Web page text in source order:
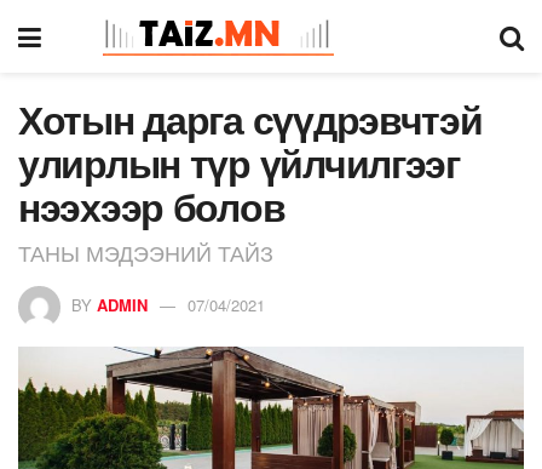
Хотын дарга сүүдрэвчтэй
улирлын түр үйлчилгээг
нээхээр болов
ТАНЫ МЭДЭЭНИЙ ТАЙЗ
BY ADMIN 07/04/2021